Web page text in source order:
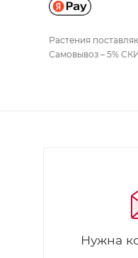
Растения
Самовывоз – 5%
Нужна